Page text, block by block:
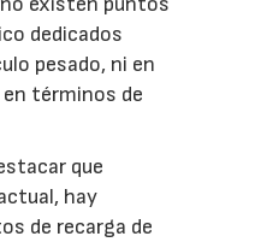
dedicados
pesado, ni en
términos de
que
hay
de recarga de